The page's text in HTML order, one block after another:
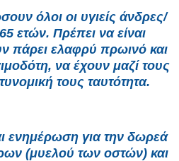
όλοι οι υγιείς άνδρες/
ετών. Πρέπει να είναι
πάρει ελαφρύ πρωινό και
να έχουν μαζί τους
τους ταυτότητα.
ενημέρωση για την δωρεά
(μυελού των οστών) και